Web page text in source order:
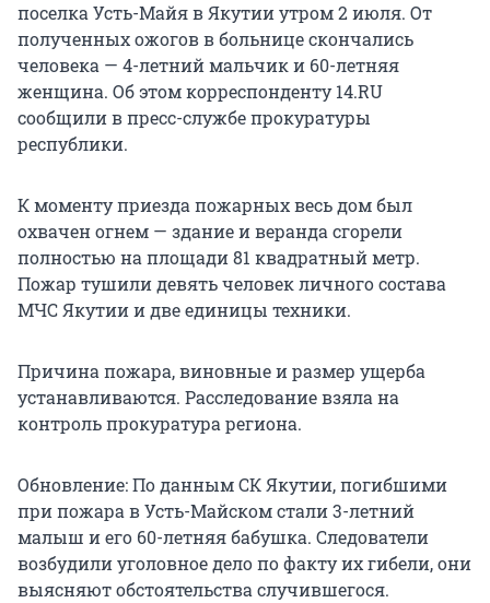
поселка Усть-Майя в Якутии утром 2 июля. От
полученных ожогов в больнице скончались
человека — 4-летний мальчик и 60-летняя
женщина. Об этом корреспонденту 14.RU
сообщили в пресс-службе прокуратуры
республики.
К моменту приезда пожарных весь дом был
охвачен огнем — здание и веранда сгорели
полностью на площади 81 квадратный метр.
Пожар тушили девять человек личного состава
МЧС Якутии и две единицы техники.
Причина пожара, виновные и размер ущерба
устанавливаются. Расследование взяла на
контроль прокуратура региона.
Обновление: По данным СК Якутии, погибшими
при пожара в Усть-Майском стали 3-летний
малыш и его 60-летняя бабушка. Следователи
возбудили уголовное дело по факту их гибели, они
выясняют обстоятельства случившегося.